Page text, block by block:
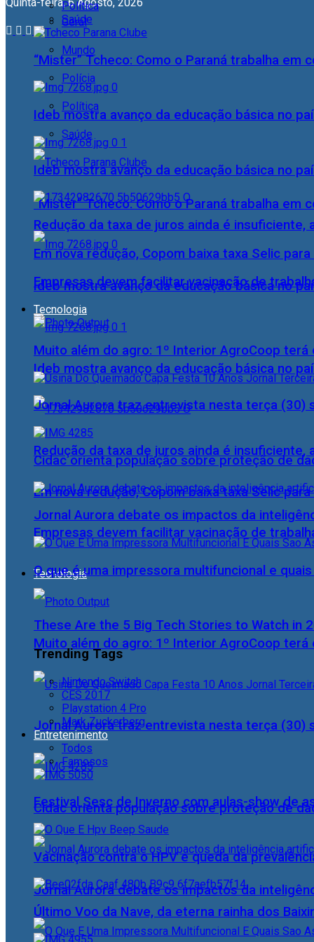
Geral
Mundo
Polícia
Política
Saúde
“Mister” Tcheco: Como o Paraná trabalha
Ideb mostra avanço da educação básica no
Ideb mostra avanço da educação básica no
Redução da taxa de juros ainda é insuficiente,
Em nova redução, Copom baixa taxa Selic para
Empresas devem facilitar vacinação de
Tecnologia
Muito além do agro: 1º Interior AgroCoop
Jornal Aurora traz entrevista nesta terça (30)
Cidac orienta população sobre proteção de
Jornal Aurora debate os impactos da
Política
Saúde
“Mister” Tcheco: Como o Paraná trabalha
Ideb mostra avanço da educação básica no
Ideb mostra avanço da educação básica no
Redução da taxa de juros ainda é insuficiente,
Em nova redução, Copom baixa taxa Selic para
Empresas devem facilitar vacinação de
Tecnologia
Muito além do agro: 1º Interior AgroCoop
Jornal Aurora traz entrevista nesta terça (30)
Cidac orienta população sobre proteção de
Jornal Aurora debate os impactos da
O que é uma impressora multifuncional e
These Are the 5 Big Tech Stories to Watch in
Trending Tags
Nintendo Switch
CES 2017
Playstation 4 Pro
Mark Zuckerberg
Entretenimento
Todos
Famosos
Festival Sesc de Inverno com aulas-show de
Vacinação contra o HPV e queda da
Último Voo da Nave, da eterna rainha dos